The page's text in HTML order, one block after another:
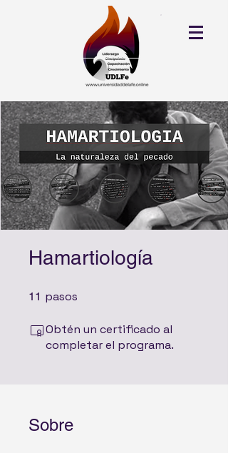
Hamartiología
11 pasos
Obtén un certificado al
completar el programa.
Sobre